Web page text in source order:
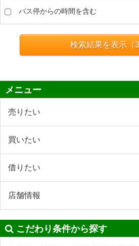
バス停からの時間を含む
検索結果を表示（
メニュー
売りたい
買いたい
借りたい
店舗情報
こだわり条件から探す